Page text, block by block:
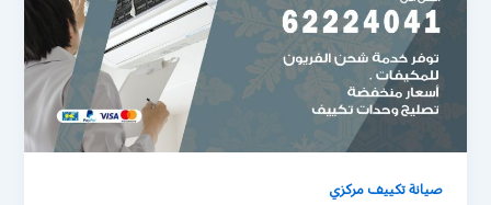
صيانة تكييف مركزي